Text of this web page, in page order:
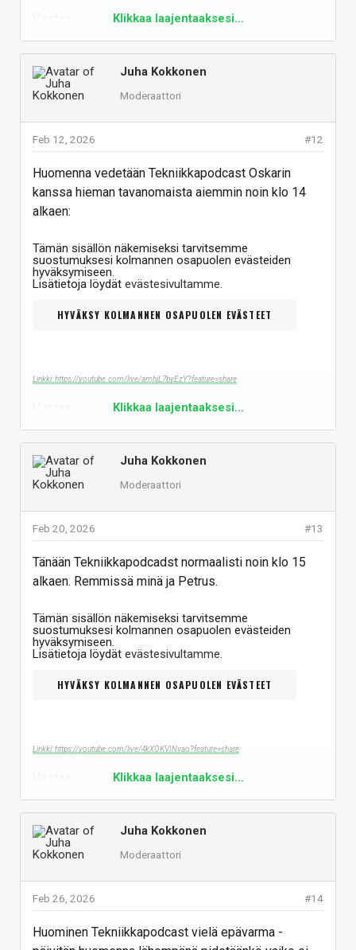
Klikkaa laajentaaksesi...
Juha Kokkonen
Moderaattori
#12
Feb 12, 2026
Huomenna vedetään Tekniikkapodcast Oskarin
kanssa hieman tavanomaista aiemmin noin klo 14
alkaen:
Tämän sisällön näkemiseksi tarvitsemme
suostumuksesi kolmannen osapuolen evästeiden
hyväksymiseen.
Lisätietoja löydät evästesivultamme
HYVÄKSY KOLMANNEN OSAPUOLEN EVÄSTEET
Linkki: https://youtube.com/live/amhjL7byEzY?feature=share
Klikkaa laajentaaksesi...
Juha Kokkonen
Moderaattori
#13
Feb 20, 2026
Tänään Tekniikkapodcadst normaalisti noin klo 15
alkaen. Remmissä minä ja Petrus.
Tämän sisällön näkemiseksi tarvitsemme
suostumuksesi kolmannen osapuolen evästeiden
hyväksymiseen.
Lisätietoja löydät evästesivultamme
HYVÄKSY KOLMANNEN OSAPUOLEN EVÄSTEET
Linkki: https://youtube.com/live/4kXOKVINvao?feature=share
Klikkaa laajentaaksesi...
Juha Kokkonen
Moderaattori
#14
Feb 26, 2026
Huominen Tekniikkapodcast vielä epävarma -